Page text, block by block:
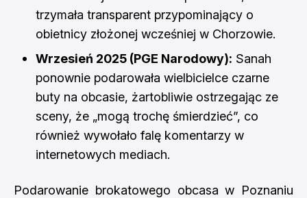
trzymała transparent przypominający o
obietnicy złożonej wcześniej w Chorzowie.
Wrzesień 2025 (PGE Narodowy): Sanah
ponownie podarowała wielbicielce czarne
buty na obcasie, żartobliwie ostrzegając ze
sceny, że „mogą trochę śmierdzieć”, co
również wywołało falę komentarzy w
internetowych mediach.
Podarowanie brokatowego obcasa w Poznaniu